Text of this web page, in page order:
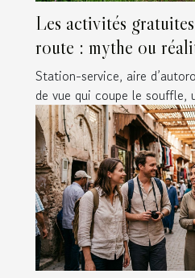
Les activités
route : mythe ou
Station-service, aire
de vue qui coupe le souffle,